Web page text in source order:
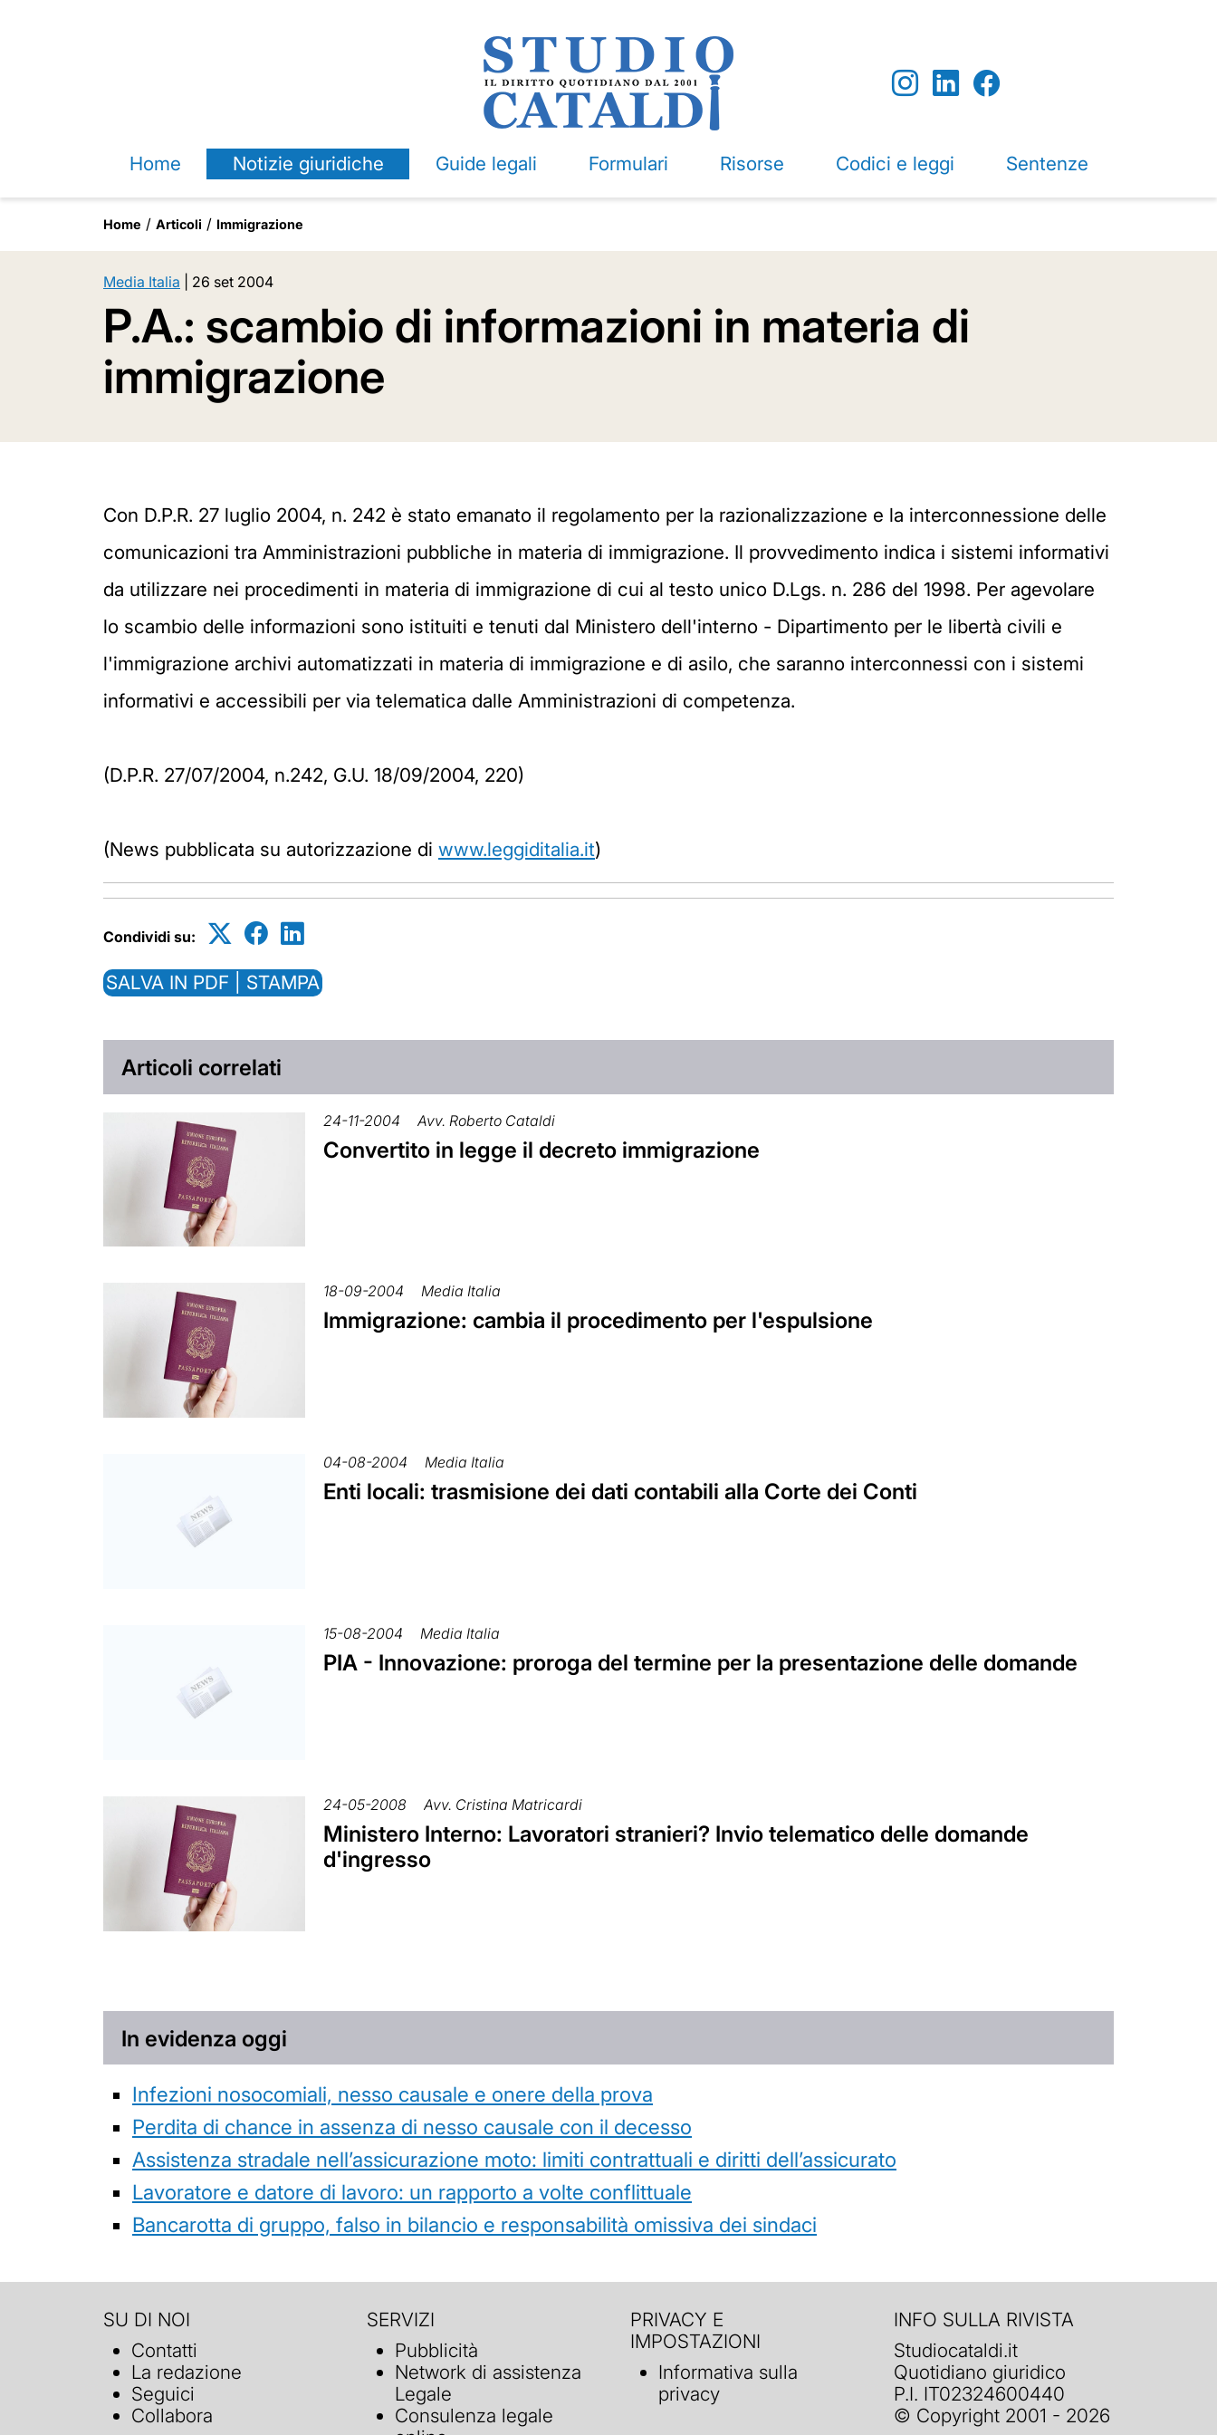
Home Notizie giuridiche Guide legali Formulari Risorse Codici e leggi Sentenze
Home Articoli Immigrazione
Media Italia 26 set 2004
P.A.: scambio di informazioni in materia di
immigrazione
Con D.P.R. 27 luglio 2004, n. 242 è stato emanato il regolamento per la razionalizzazione e la interconnessione delle
comunicazioni tra Amministrazioni pubbliche in materia di immigrazione. Il provvedimento indica i sistemi informativi
da utilizzare nei procedimenti in materia di immigrazione di cui al testo unico D.Lgs. n. 286 del 1998. Per agevolare
lo scambio delle informazioni sono istituiti e tenuti dal Ministero dell'interno - Dipartimento per le libertà civili e
l'immigrazione archivi automatizzati in materia di immigrazione e di asilo, che saranno interconnessi con i sistemi
informativi e accessibili per via telematica dalle Amministrazioni di competenza.
(D.P.R. 27/07/2004, n.242, G.U. 18/09/2004, 220)
(News pubblicata su autorizzazione di www.leggiditalia.it)
Condividi su:
SALVA IN PDF | STAMPA
Articoli correlati
24-11-2004 Avv. Roberto Cataldi
Convertito in legge il decreto immigrazione
18-09-2004 Media Italia
Immigrazione: cambia il procedimento per l'espulsione
04-08-2004 Media Italia
Enti locali: trasmisione dei dati contabili alla Corte dei Conti
15-08-2004 Media Italia
PIA - Innovazione: proroga del termine per la presentazione delle domande
24-05-2008 Avv. Cristina Matricardi
Ministero Interno: Lavoratori stranieri? Invio telematico delle domande
d'ingresso
In evidenza oggi
Infezioni nosocomiali, nesso causale e onere della prova
Perdita di chance in assenza di nesso causale con il decesso
Assistenza stradale nell’assicurazione moto: limiti contrattuali e diritti dell’assicurato
Lavoratore e datore di lavoro: un rapporto a volte conflittuale
Bancarotta di gruppo, falso in bilancio e responsabilità omissiva dei sindaci
SU DI NOI
Contatti
La redazione
Seguici
Collabora
SERVIZI
Pubblicità
Network di assistenza
Legale
Consulenza legale
PRIVACY E
IMPOSTAZIONI
Informativa sulla
privacy
INFO SULLA RIVISTA
Studiocataldi.it
Quotidiano giuridico
P.I. IT02324600440
© Copyright 2001 - 2026